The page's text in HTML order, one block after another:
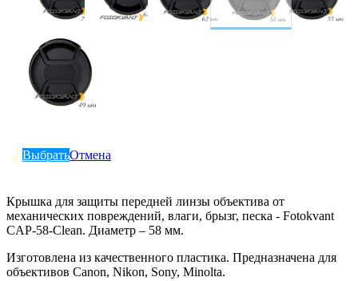
ВыбратьОтмена
Крышка для защиты передней линзы объектива от
механических повреждений, влаги, брызг, песка - Fotokvant
CAP-58-Clean. Диаметр – 58 мм.
Изготовлена из качественного пластика. Предназначена для
объективов Canon, Nikon, Sony, Minolta.